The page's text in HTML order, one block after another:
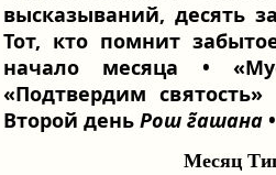
высказываний, десять
Тот, кто помнит
начало месяца •
«Подтвердим
Второй день Рош г̃ашана
Месяц